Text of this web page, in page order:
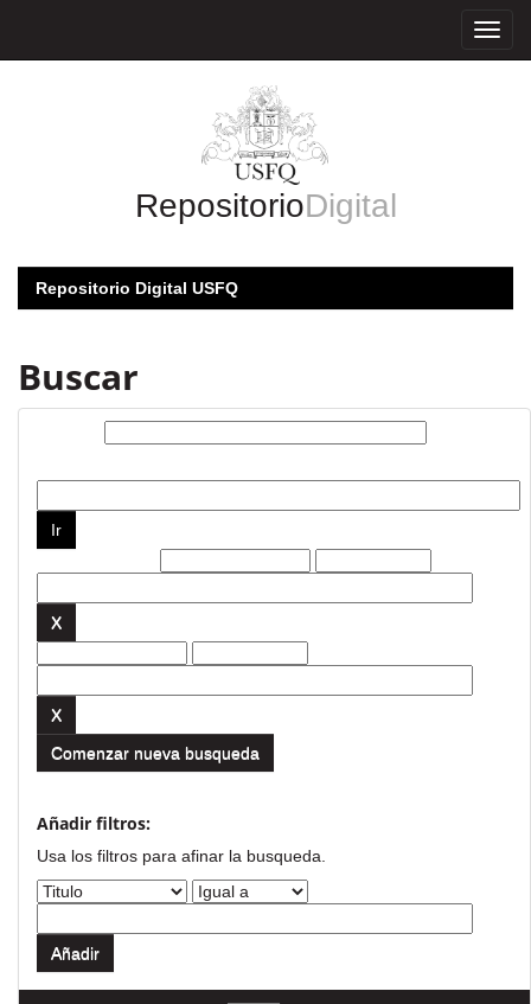
RepositorioDigital
Repositorio Digital USFQ
Buscar
Comenzar nueva busqueda
Añadir filtros:
Usa los filtros para afinar la busqueda.